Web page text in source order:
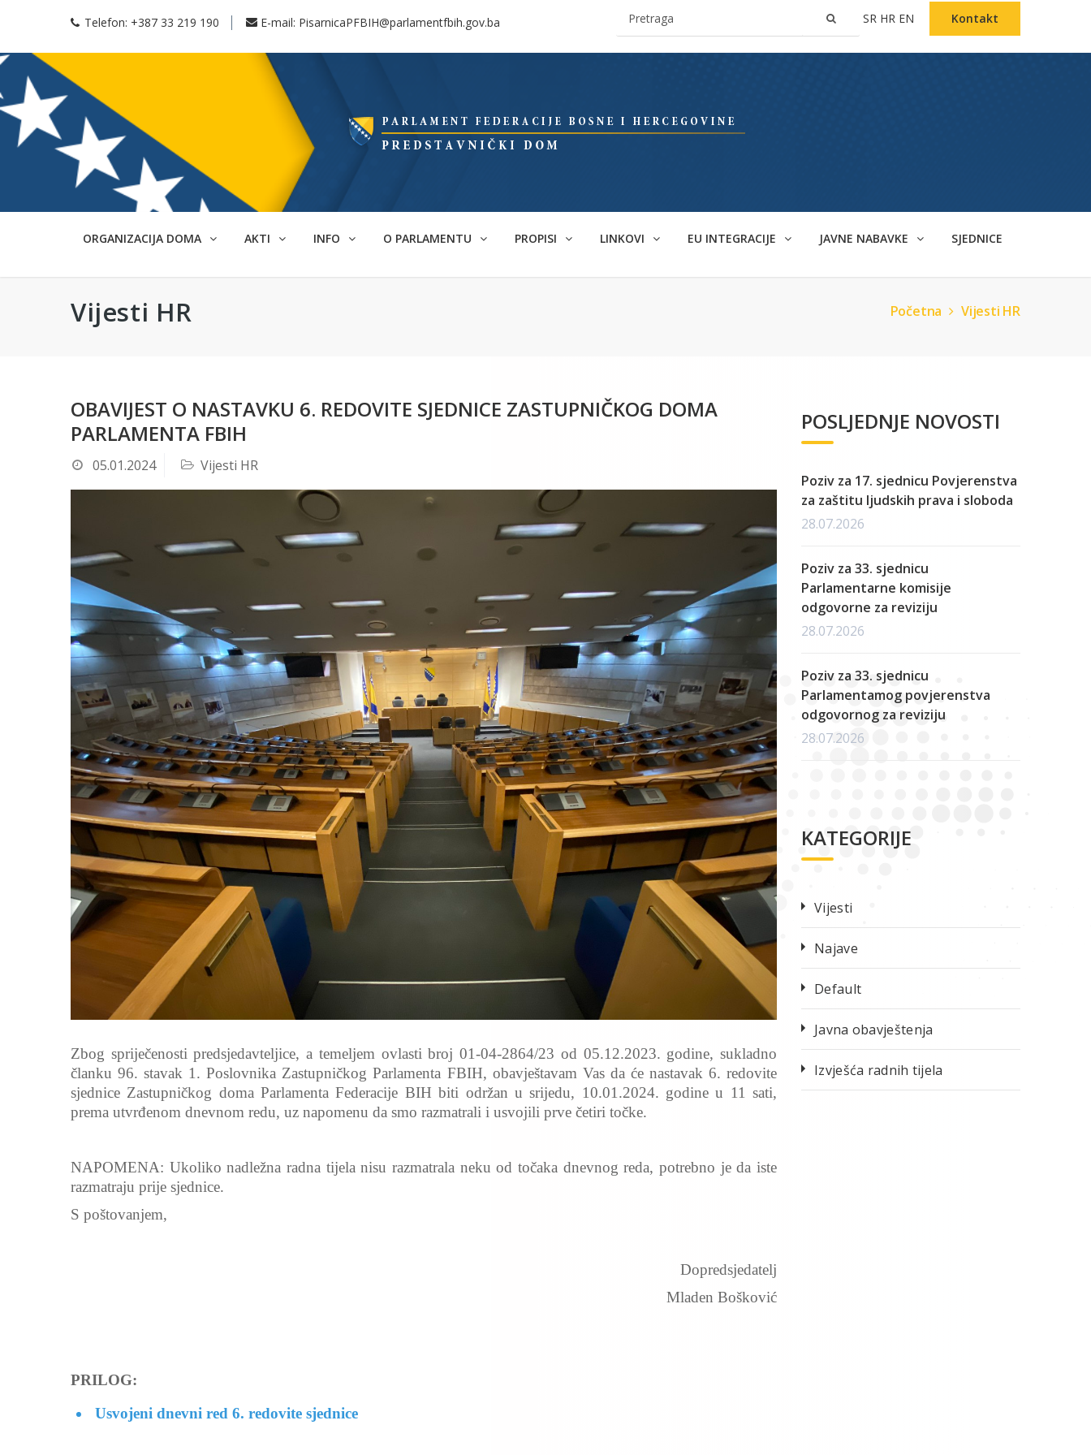
Telefon: +387 33 219 190 E-mail: PisarnicaPFBIH@parlamentfbih.gov.ba SR HR EN Kontakt
ORGANIZACIJA DOMA AKTI INFO O PARLAMENTU PROPISI LINKOVI EU INTEGRACIJE JAVNE NABAVKE SJEDNICE
Vijesti HR Početna Vijesti HR
OBAVIJEST O NASTAVKU 6. REDOVITE SJEDNICE ZASTUPNIČKOG DOMA
PARLAMENTA FBIH
05.01.2024 Vijesti HR
Zbog spriječenosti predsjedavteljice, a temeljem ovlasti broj 01-04-2864/23 od 05.12.2023. godine, sukladno
članku 96. stavak 1. Poslovnika Zastupničkog Parlamenta FBIH, obavještavam Vas da će nastavak 6. redovite
sjednice Zastupničkog doma Parlamenta Federacije BIH biti održan u srijedu, 10.01.2024. godine u 11 sati,
prema utvrđenom dnevnom redu, uz napomenu da smo razmatrali i usvojili prve četiri točke.
NAPOMENA: Ukoliko nadležna radna tijela nisu razmatrala neku od točaka dnevnog reda, potrebno je da iste
razmatraju prije sjednice.
S poštovanjem,
Dopredsjedatelj
Mladen Bošković
PRILOG:
Usvojeni dnevni red 6. redovite sjednice
POSLJEDNJE NOVOSTI
Poziv za 17. sjednicu Povjerenstva
za zaštitu ljudskih prava i sloboda
28.07.2026
Poziv za 33. sjednicu
Parlamentarne komisije
odgovorne za reviziju
28.07.2026
Poziv za 33. sjednicu
Parlamentamog povjerenstva
odgovornog za reviziju
28.07.2026
KATEGORIJE
Vijesti
Najave
Default
Javna obavještenja
Izvješća radnih tijela